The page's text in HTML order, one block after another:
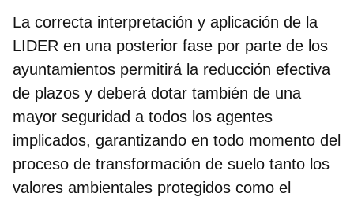
La correcta interpretación y aplicación de la
LIDER en una posterior fase por parte de los
ayuntamientos permitirá la reducción efectiva
de plazos y deberá dotar también de una
mayor seguridad a todos los agentes
implicados, garantizando en todo momento del
proceso de transformación de suelo tanto los
valores ambientales protegidos como el